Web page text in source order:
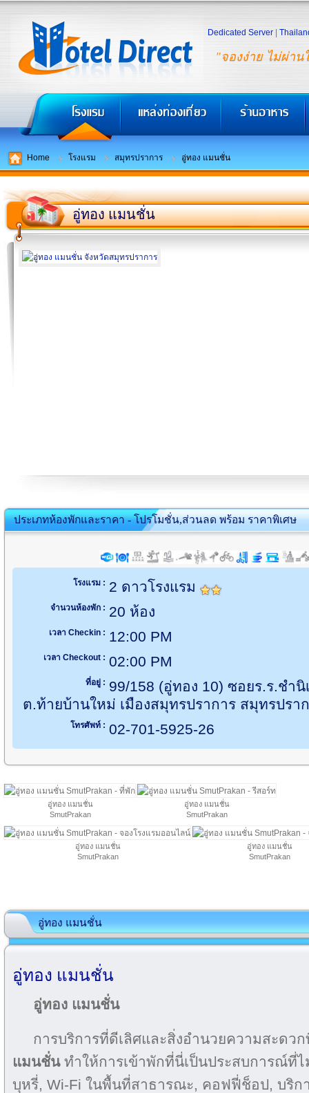
"จองง่าย ไม่ผ่าน
Dedicated Server
Home โรงแรม สมุทรปราการ อู่ทอง แมนชั่น
อู่ทอง แมนชั่น
ประเภทห้องพักและราคา - โปรโมชั่น,ส่วนลด พร้อม ราคาพิเศษ
โรงแรม : 2 ดาวโรงแรม
จำนวนห้องพัก : 20 ห้อง
เวลา Checkin : 12:00 PM
เวลา Checkout : 02:00 PM
ที่อยู่ : 99/158 (อู่ทอง 10) ซอยร.ร.ชำ
ต.ท้ายบ้านใหม่ เมืองสมุทรปราการ สมุทรปรา
โทรศัพท์ : 02-701-5925-26
อู่ทอง แมนชั่น
SmutPrakan
อู่ทอง แมนชั่น
SmutPrakan
อู่ทอง แมนชั่น
SmutPrakan
อู่ทอง แมนชั่น
SmutPrakan
อู่ทอง แมนชั่น
อู่ทอง แมนชั่น
อู่ทอง แมนชั่น
การบริการที่ดีเลิศและสิ่งอำนวยความสะดว
แมนชั่นทำให้การเข้าพักที่นี่เป็นประสบการณ์ที่
บุหรี่, Wi-Fi ในพื้นที่สาธารณะ, คอฟฟี่ช็อป, บริกา